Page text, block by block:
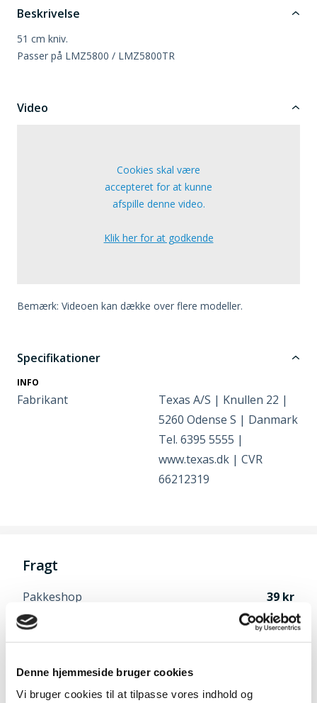
Denne hjemmeside bruger cookies
Vi bruger cookies til at tilpasse vores indhold og
Beskrivelse
51 cm kniv.
Passer på LMZ5800 / LMZ5800TR
Video
Cookies skal være
accepteret for at kunne
afspille denne video.
Klik her for at godkende
Bemærk: Videoen kan dække over flere modeller.
Specifikationer
INFO
Fabrikant
Texas A/S | Knullen 22 |
5260 Odense S | Danmark
Tel. 6395 5555 |
www.texas.dk | CVR
66212319
Fragt
Pakkeshop
39
Privat
49
Erhverv
49
Afhentning i Odense
Speditør vælges når du går til betaling